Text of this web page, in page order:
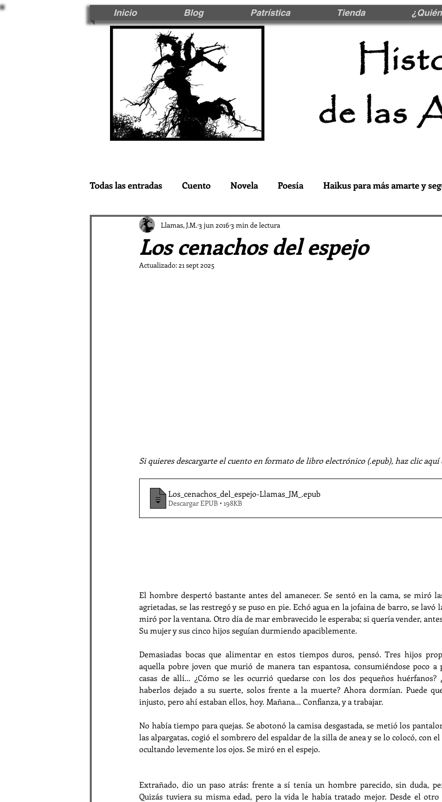
Inicio Blog Patrística Tienda
Todas las entradas Cuento Novela Poesía Haikus para más amarte y
El Vampiro Malagueño Dios a las Afueras
Patrística a las Afueras Mes de Ejercicios Ignacianos
Los cenachos del espejo
Llamas, J.M.3 jun 2016 3 min de lectura
Actualizado:21 sept 2025
Si quieres descargarte el cuento en formato de libro electrónico (.epub), haz clic aquí
Los_cenachos_del_espejo-Llamas_JM_ .epub
Descargar EPUB • 198KB
El hombre despertó bastante antes del amanecer. Se sentó en la cama, se miró
agrietadas, se las restregó y se puso en pie. Echó agua en la jofaina de barro, se lavó
miró por la ventana. Otro día de mar embravecido le esperaba; si quería vender,
Su mujer y sus cinco hijos seguían durmiendo apaciblemente.
Demasiadas bocas que alimentar en estos tiempos duros, pensó. Tres hijos
aquella pobre joven que murió de manera tan espantosa, consumiéndose poco a
casas de allí... ¿Cómo se les ocurrió quedarse con los dos pequeños huérfanos?
haberlos dejado a su suerte, solos frente a la muerte? Ahora dormían. Puede
injusto, pero ahí estaban ellos, hoy. Mañana... Confianza, y a trabajar.
No había tiempo para quejas. Se abotonó la camisa desgastada, se metió los
las alpargatas, cogió el sombrero del espaldar de la silla de anea y se lo colocó, con
ocultando levemente los ojos. Se miró en el espejo.
Extrañado, dio un paso atrás: frente a sí tenía un hombre parecido, sin duda,
Quizás tuviera su misma edad, pero la vida le había tratado mejor. Desde el